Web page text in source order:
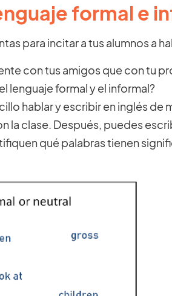
formal e
para incitar a tus alumnos a
con tus amigos que con tu
lenguaje formal y el informal?
hablar y escribir en inglés de
la clase. Después, puedes
qué palabras tienen